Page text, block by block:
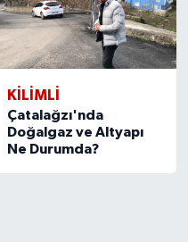
KILIMLI
Çatalağzı'nda
Doğalgaz ve Altyapı
Ne Durumda?